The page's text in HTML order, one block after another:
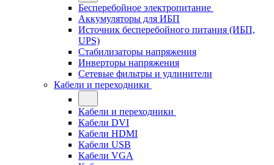
Бесперебойное электропитание
Аккумуляторы для ИБП
Источник бесперебойного питания (ИБП,
UPS)
Стабилизаторы напряжения
Инверторы напряжения
Сетевые фильтры и удлинители
Кабели и переходники
Кабели и переходники
Кабели DVI
Кабели HDMI
Кабели USB
Кабели VGA